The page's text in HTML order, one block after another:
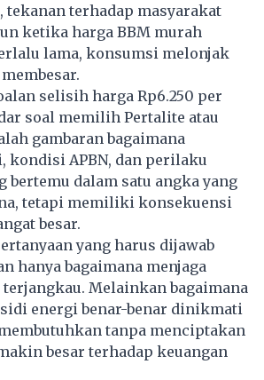
tekanan terhadap masyarakat
ketika harga BBM murah
lama, konsumsi melonjak
selisih harga Rp6.250 per
soal memilih Pertalite atau
gambaran bagaimana
kondisi APBN, dan perilaku
bertemu dalam satu angka yang
tetapi memiliki konsekuensi
besar.
yang harus dijawab
hanya bagaimana menjaga
terjangkau. Melainkan bagaimana
energi benar-benar dinikmati
tanpa menciptakan
besar terhadap keuangan